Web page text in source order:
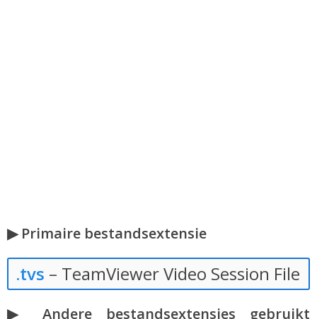
▶ Primaire bestandsextensie
.tvs – TeamViewer Video Session File
▶ Andere bestandsextensies gebruikt